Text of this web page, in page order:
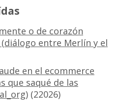
o de corazón
entre Merlín y el
en el ecommerce
que saqué de las
(22026)